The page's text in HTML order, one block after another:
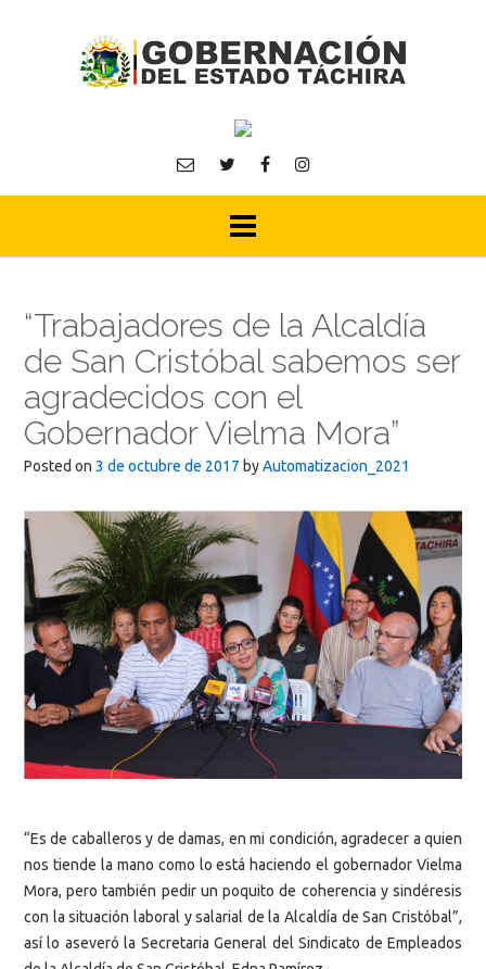
“Trabajadores de la Alcaldía
de San Cristóbal sabemos ser
agradecidos con el
Gobernador Vielma Mora”
Posted on 3 de octubre de 2017 byAutomatizacion_2021
“Es de caballeros y de damas, en mi condición, agradecer a quien
nos tiende la mano como lo está haciendo el gobernador Vielma
Mora, pero también pedir un poquito de coherencia y sindéresis
con la situación laboral y salarial de la Alcaldía de San Cristóbal”,
así lo aseveró la Secretaria General del Sindicato de Empleados